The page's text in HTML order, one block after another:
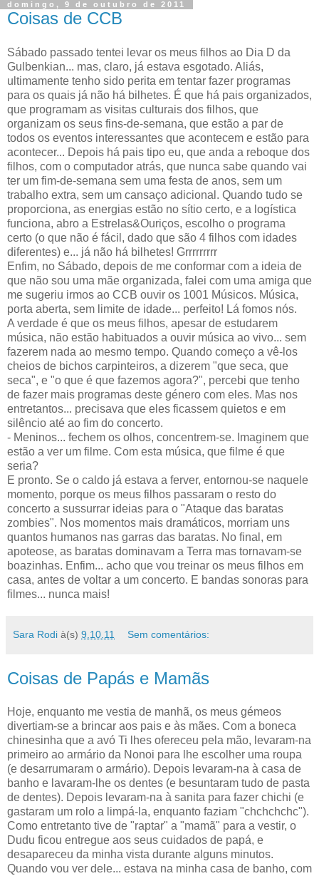
domingo, 9 de outubro de 2011
Coisas de CCB
Sábado passado tentei levar os meus filhos ao Dia D da
Gulbenkian... mas, claro, já estava esgotado. Aliás,
ultimamente tenho sido perita em tentar fazer programas
para os quais já não há bilhetes. É que há pais organizados,
que programam as visitas culturais dos filhos, que
organizam os seus fins-de-semana, que estão a par de
todos os eventos interessantes que acontecem e estão para
acontecer... Depois há pais tipo eu, que anda a reboque dos
filhos, com o computador atrás, que nunca sabe quando vai
ter um fim-de-semana sem uma festa de anos, sem um
trabalho extra, sem um cansaço adicional. Quando tudo se
proporciona, as energias estão no sítio certo, e a logística
funciona, abro a Estrelas&Ouriços, escolho o programa
certo (o que não é fácil, dado que são 4 filhos com idades
diferentes) e... já não há bilhetes! Grrrrrrrrr
Enfim, no Sábado, depois de me conformar com a ideia de
que não sou uma mãe organizada, falei com uma amiga que
me sugeriu irmos ao CCB ouvir os 1001 Músicos. Música,
porta aberta, sem limite de idade... perfeito! Lá fomos nós.
A verdade é que os meus filhos, apesar de estudarem
música, não estão habituados a ouvir música ao vivo... sem
fazerem nada ao mesmo tempo. Quando começo a vê-los
cheios de bichos carpinteiros, a dizerem "que seca, que
seca", e "o que é que fazemos agora?", percebi que tenho
de fazer mais programas deste género com eles. Mas nos
entretantos... precisava que eles ficassem quietos e em
silêncio até ao fim do concerto.
- Meninos... fechem os olhos, concentrem-se. Imaginem que
estão a ver um filme. Com esta música, que filme é que
seria?
E pronto. Se o caldo já estava a ferver, entornou-se naquele
momento, porque os meus filhos passaram o resto do
concerto a sussurrar ideias para o "Ataque das baratas
zombies". Nos momentos mais dramáticos, morriam uns
quantos humanos nas garras das baratas. No final, em
apoteose, as baratas dominavam a Terra mas tornavam-se
boazinhas. Enfim... acho que vou treinar os meus filhos em
casa, antes de voltar a um concerto. E bandas sonoras para
filmes... nunca mais!
Sara Rodi à(s) 9.10.11 Sem comentários:
Coisas de Papás e Mamãs
Hoje, enquanto me vestia de manhã, os meus gémeos
divertiam-se a brincar aos pais e às mães. Com a boneca
chinesinha que a avó Ti lhes ofereceu pela mão, levaram-na
primeiro ao armário da Nonoi para lhe escolher uma roupa
(e desarrumaram o armário). Depois levaram-na à casa de
banho e lavaram-lhe os dentes (e besuntaram tudo de pasta
de dentes). Depois levaram-na à sanita para fazer chichi (e
gastaram um rolo a limpá-la, enquanto faziam "chchchchc").
Como entretanto tive de "raptar" a "mamã" para a vestir, o
Dudu ficou entregue aos seus cuidados de papá, e
desapareceu da minha vista durante alguns minutos.
Quando vou ver dele... estava na minha casa de banho, com